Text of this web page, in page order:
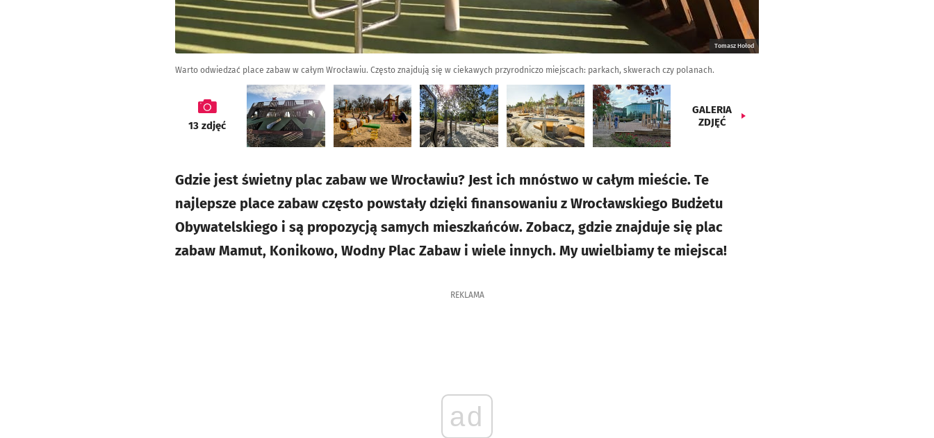
Tomasz Hołod
Warto odwiedzać place zabaw w całym Wrocławiu. Często znajdują się w ciekawych przyrodniczo miejscach: parkach, skwerach czy polanach.
galeria
13zdjęć
GALERIA
ZDJĘĆ
Gdzie jest świetny plac zabaw we Wrocławiu? Jest ich mnóstwo w całym mieście. Te
najlepsze place zabaw często powstały dzięki finansowaniu z Wrocławskiego Budżetu
Obywatelskiego i są propozycją samych mieszkańców. Zobacz, gdzie znajduje się plac
zabaw Mamut, Konikowo, Wodny Plac Zabaw i wiele innych. My uwielbiamy te miejsca!
REKLAMA
ad